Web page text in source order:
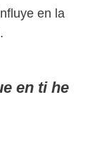
en la
en ti he